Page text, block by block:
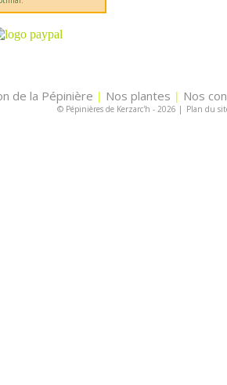
de la Pépinière | Nos plantes | Nos
© Pépinières de Kerzarc'h - 2026 | Plan du